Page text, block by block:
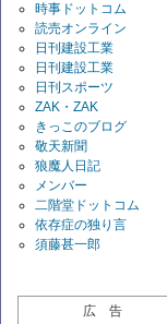
時事ドットコム
読売オンライン
日刊建設工業
日刊建設工業
日刊スポーツ
ZAK・ZAK
きっこのブログ
敬天新聞
狼魔人日記
メンバー
二階堂ドットコム
依存症の独り言
須藤甚一郎
広 告